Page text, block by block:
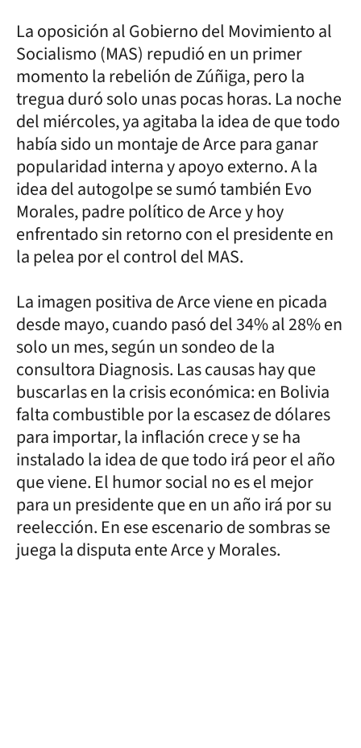
La oposición al Gobierno del Movimiento al
Socialismo (MAS) repudió en un primer
momento la rebelión de Zúñiga, pero la
tregua duró solo unas pocas horas. La noche
del miércoles, ya agitaba la idea de que todo
había sido un montaje de Arce para ganar
popularidad interna y apoyo externo. A la
idea del autogolpe se sumó también Evo
Morales, padre político de Arce y hoy
enfrentado sin retorno con el presidente en
la pelea por el control del MAS.
La imagen positiva de Arce viene en picada
desde mayo, cuando pasó del 34% al 28% en
solo un mes, según un sondeo de la
consultora Diagnosis. Las causas hay que
buscarlas en la crisis económica: en Bolivia
falta combustible por la escasez de dólares
para importar, la inflación crece y se ha
instalado la idea de que todo irá peor el año
que viene. El humor social no es el mejor
para un presidente que en un año irá por su
reelección. En ese escenario de sombras se
juega la disputa ente Arce y Morales.